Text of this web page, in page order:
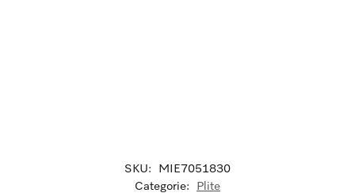
SKU:
MIE7051830
Categorie:
Plite